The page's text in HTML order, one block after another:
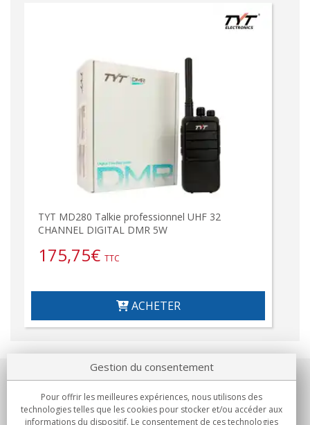
TYT MD280 Talkie professionnel UHF 32
CHANNEL DIGITAL DMR 5W
175,75€ TTC
ACHETER
Notre société
Engagements
Gestion du consentement
Pour offrir les meilleures expériences, nous utilisons des
technologies telles que les cookies pour stocker et/ou accéder aux
informations du dispositif. Le consentement de ces technologies